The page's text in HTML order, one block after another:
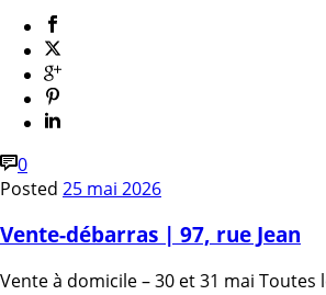
0
Posted 25 mai 2026
Vente-débarras | 97, rue Jean
Vente à domicile – 30 et 31 mai